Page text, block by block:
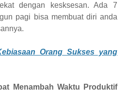
dengan kesksesan. Ada 7
pagi bisa membuat diri anda
Orang Sukses yang
Menambah Waktu Produktif